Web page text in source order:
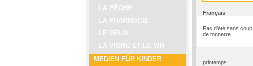
LA PÊCHE
LA PHARMACIE
LE VÉLO
LA VIGNE ET LE VIN
MEDIEN FÜR KINDER
Français
Pas d'été sans coup
de tonnerre.
printemps